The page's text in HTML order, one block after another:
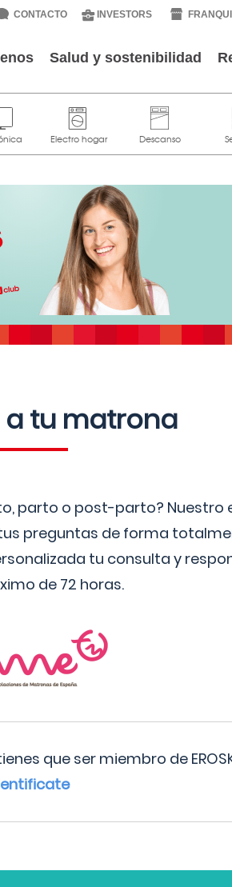
CONTACTO INVESTORS
Salud y sostenibilidad
a tu matrona
parto o post-parto? Nuestro
preguntas de forma
tu consulta y
de 72 horas.
que ser miembro de